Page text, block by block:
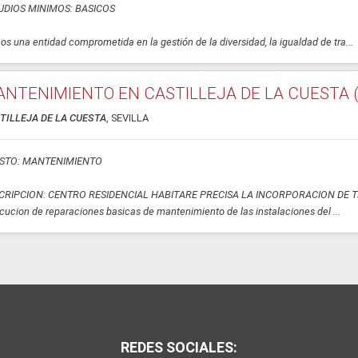
MINIMOS: BASICOS
una entidad comprometida en la gestión de la diversidad, la igualdad de tra...
EN CASTILLEJA DE LA CUESTA
DE LA CUESTA, SEVILLA
MANTENIMIENTO
CENTRO RESIDENCIAL HABITARE PRECISA LA INCORPORACION DE
de reparaciones basicas de mantenimiento de las instalaciones del ...
REDES SOCIALES: